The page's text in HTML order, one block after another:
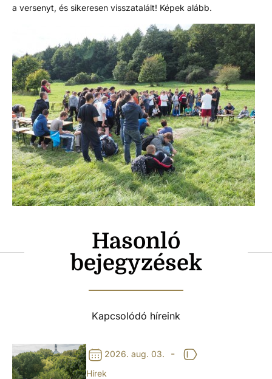
a versenyt, és sikeresen visszatalált! Képek alább.
Hasonló
bejegyzések
Kapcsolódó híreink
2026. aug. 03. -
Hírek